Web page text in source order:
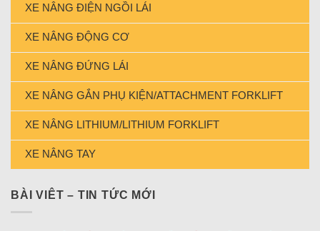
XE NÂNG ĐIỆN NGỒI LÁI
XE NÂNG ĐỘNG CƠ
XE NÂNG ĐỨNG LÁI
XE NÂNG GẮN PHỤ KIỆN/ATTACHMENT FORKLIFT
XE NÂNG LITHIUM/LITHIUM FORKLIFT
XE NÂNG TAY
BÀI VIÊT – TIN TỨC MỚI